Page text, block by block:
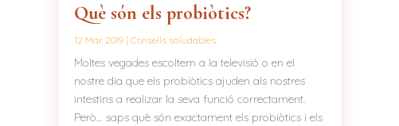
Què són els probiòtics?
12 Mar 2019| Consells saludables
Moltes vegades escoltem a la televisió o en el
nostre dia que els probiòtics ajuden als nostres
intestins a realizar la seva funció correctament.
Però… saps què són exactament els probiòtics i els